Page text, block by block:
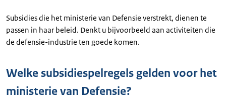
Subsidies die het ministerie van Defensie verstrekt, dienen te
passen in haar beleid. Denkt u bijvoorbeeld aan activiteiten die
de defensie-industrie ten goede komen.
Welke subsidiespelregels gelden voor het
ministerie van Defensie?